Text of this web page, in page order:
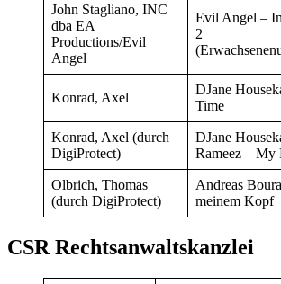
John Stagliano, INC
dba EA
Productions/Evil
Angel
Evil Angel –
2
Konrad, Axel
DJane
Time
Konrad, Axel (durch
DigiProtect)
DJane
Rameez – My
Olbrich, Thomas
(durch DigiProtect)
Andreas
meinem Kopf
CSR Rechtsanwaltskanzlei